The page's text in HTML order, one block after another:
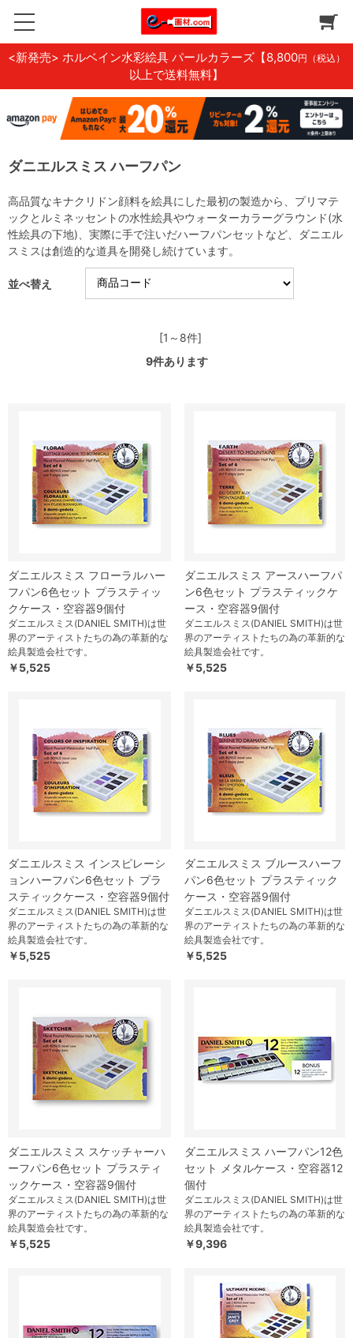
<新発売> ホルベイン水彩絵具 パールカラーズ 【8,800円（税込）
以上で送料無料】
ダニエルスミス ハーフパン
高品質なキナクリドン顔料を絵具にした最初の製造から、プリマテ
ックとルミネッセントの水性絵具やウォーターカラーグラウンド(水
性絵具の下地)、実際に手で注いだハーフパンセットなど、ダニエル
スミスは創造的な道具を開発し続けています。
並べ替え
[1～8件]
9件あります
ダニエルスミス フローラルハー
フパン6色セット プラスティッ
クケース・空容器9個付
ダニエルスミス(DANIEL SMITH)は世
界のアーティストたちの為の革新的な
絵具製造会社です。
￥5,525
ダニエルスミス アースハーフパ
ン6色セット プラスティックケ
ース・空容器9個付
ダニエルスミス(DANIEL SMITH)は世
界のアーティストたちの為の革新的な
絵具製造会社です。
￥5,525
ダニエルスミス インスピレーシ
ョンハーフパン6色セット プラ
スティックケース・空容器9個付
ダニエルスミス(DANIEL SMITH)は世
界のアーティストたちの為の革新的な
絵具製造会社です。
￥5,525
ダニエルスミス ブルースハーフ
パン6色セット プラスティック
ケース・空容器9個付
ダニエルスミス(DANIEL SMITH)は世
界のアーティストたちの為の革新的な
絵具製造会社です。
￥5,525
ダニエルスミス スケッチャーハ
ーフパン6色セット プラスティ
ックケース・空容器9個付
ダニエルスミス(DANIEL SMITH)は世
界のアーティストたちの為の革新的な
絵具製造会社です。
￥5,525
ダニエルスミス ハーフパン12色
セット メタルケース・空容器12
個付
ダニエルスミス(DANIEL SMITH)は世
界のアーティストたちの為の革新的な
絵具製造会社です。
￥9,396